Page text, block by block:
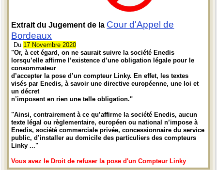
Extrait du Jugement de la Cour d'Appel de
Bordeaux
Du 17 Novembre 2020
"Or, à cet égard, on ne saurait suivre la société Enedis
lorsqu’elle affirme l’existence d’une obligation légale pour le
consommateur
d’accepter la pose d’un compteur Linky. En effet, les textes
visés par Enedis, à savoir une directive européenne, une loi et
un décret
n’imposent en rien une telle obligation."
"Ainsi, contrairement à ce qu’affirme la société Enedis, aucun
texte légal ou règlementaire, européen ou national n’impose à
Enedis, société commerciale privée, concessionnaire du service
public, d’installer au domicile des particuliers des compteurs
Linky ..."
Vous avez le Droit de refuser la pose d'un Compteur Linky